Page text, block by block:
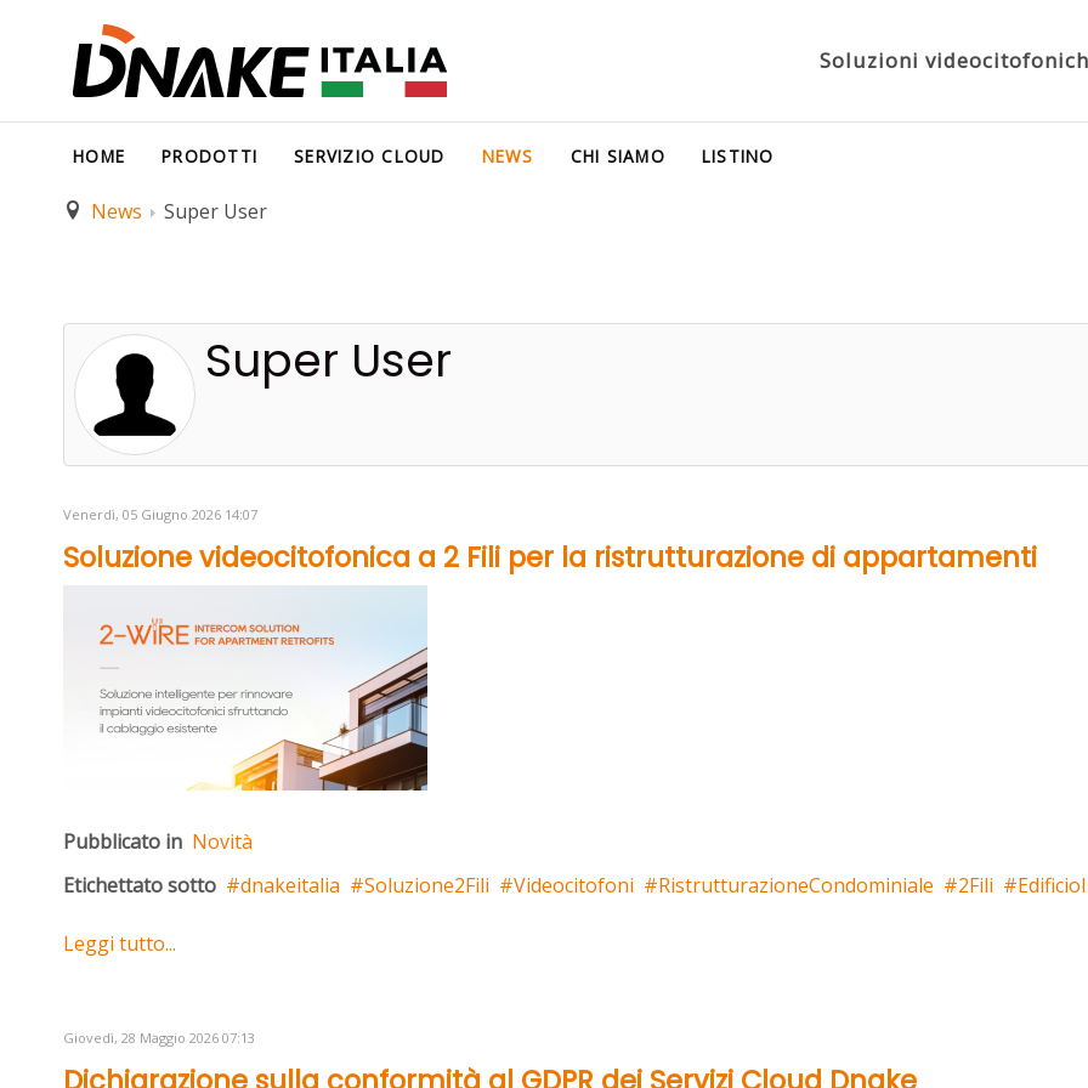
Soluzioni
HOME PRODOTTI SERVIZIO CLOUD NEWS CHI SIAMO LISTINO
News Super User
Super User
Venerdì, 05 Giugno 2026 14:07
Soluzione videocitofonica a 2 Fili per la ristrutturazione di appartamenti
Pubblicato in Novità
Etichettato sotto
dnakeitalia Soluzione2Fili Videocitofoni RistrutturazioneCondominiale 2Fili
Leggi tutto...
Giovedì, 28 Maggio 2026 07:13